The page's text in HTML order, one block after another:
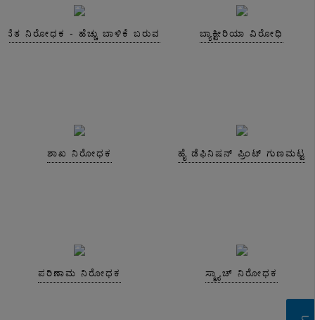
ನಿರೋಧಕ - ಹೆಚ್ಚು ಬಾಳಿಕೆ ಬರುವ ಬ್ಯಾಕ್ಟೀರಿಯಾ ವಿರೋಧಿ
ಶಾಖ ನಿರೋಧಕ ಹೈ ಡೆಫಿನಿಷನ್ ಪ್ರಿಂಟ್ ಗುಣಮಟ್ಟ
ಪರಿಣಾಮ ನಿರೋಧಕ ಸ್ಕ್ರ್ಯಾಚ್ ನಿರೋಧಕ